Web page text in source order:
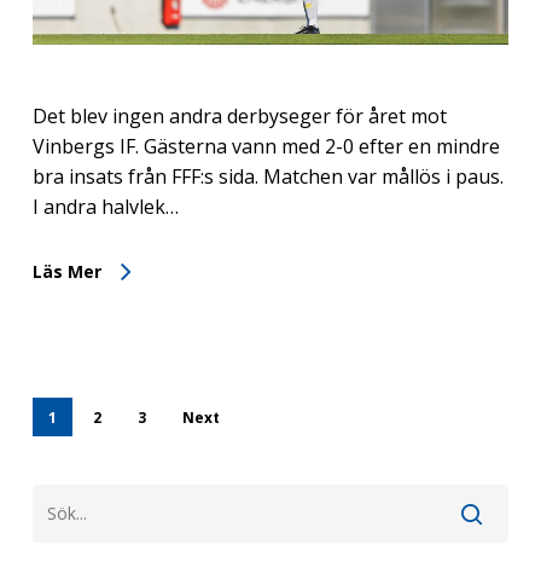
Det blev ingen andra derbyseger för året mot
Vinbergs IF. Gästerna vann med 2-0 efter en mindre
bra insats från FFF:s sida. Matchen var mållös i paus.
I andra halvlek…
Läs Mer
1 2 3 Next